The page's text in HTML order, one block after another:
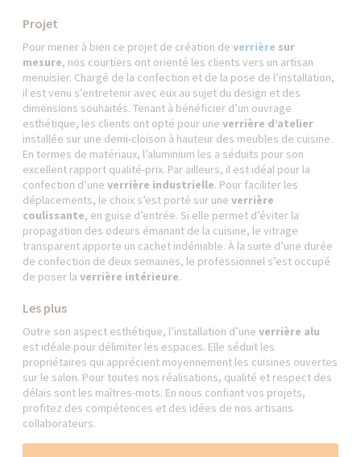
Projet
Pour mener à bien ce projet de création deverrière sur
mesure, nos courtiers ont orienté les clients vers un artisan
menuisier. Chargé de la confection et de la pose de l’installation,
il est venu s’entretenir avec eux au sujet du design et des
dimensions souhaités. Tenant à bénéficier d’un ouvrage
esthétique, les clients ont opté pour uneverrière d’atelier
installée sur une demi-cloison à hauteur des meubles de cuisine.
En termes de matériaux, l’aluminium les a séduits pour son
excellent rapport qualité-prix. Par ailleurs, il est idéal pour la
confection d’uneverrière industrielle. Pour faciliter les
déplacements, le choix s’est porté sur uneverrière
coulissante, en guise d’entrée. Si elle permet d’éviter la
propagation des odeurs émanant de la cuisine, le vitrage
transparent apporte un cachet indéniable. À la suite d’une durée
de confection de deux semaines, le professionnel s’est occupé
de poser laverrière intérieure.
Les plus
Outre son aspect esthétique, l’installation d’uneverrière alu
est idéale pour délimiter les espaces. Elle séduit les
propriétaires qui apprécient moyennement les cuisines ouvertes
sur le salon. Pour toutes nos réalisations, qualité et respect des
délais sont les maîtres-mots. En nous confiant vos projets,
profitez des compétences et des idées de nos artisans
collaborateurs.